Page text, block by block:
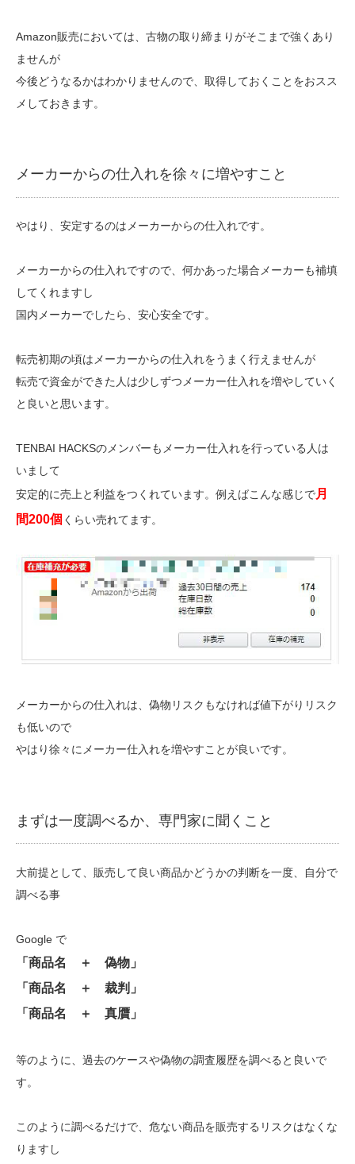
Amazon販売においては、古物の取り締まりがそこまで強くあり
ませんが
今後どうなるかはわかりませんので、取得しておくことをおスス
メしておきます。
メーカーからの仕入れを徐々に増やすこと
やはり、安定するのはメーカーからの仕入れです。
メーカーからの仕入れですので、何かあった場合メーカーも補填
してくれますし
国内メーカーでしたら、安心安全です。
転売初期の頃はメーカーからの仕入れをうまく行えませんが
転売で資金ができた人は少しずつメーカー仕入れを増やしていく
と良いと思います。
TENBAI HACKSのメンバーもメーカー仕入れを行っている人は
いまして
安定的に売上と利益をつくれています。例えばこんな感じで月
間200個 くらい売れてます。
メーカーからの仕入れは、偽物リスクもなければ値下がりリスク
も低いので
やはり徐々にメーカー仕入れを増やすことが良いです。
まずは一度調べるか、専門家に聞くこと
大前提として、販売して良い商品かどうかの判断を一度、自分で
調べる事
Google で
「商品名 ＋ 偽物」
「商品名 ＋ 裁判」
「商品名 ＋ 真贋」
等のように、過去のケースや偽物の調査履歴を調べると良いで
す。
このように調べるだけで、危ない商品を販売するリスクはなくな
りますし